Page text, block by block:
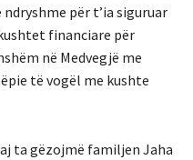
për t’ia siguruar
financiare për
në Medvegjë me
të vogël me kushte
ta gëzojmë familjen Jaha